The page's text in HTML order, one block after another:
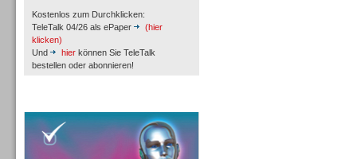
Kostenlos zum Durchklicken:
TeleTalk 04/26 als ePaper
(hier
klicken)
Und
hier können Sie TeleTalk
bestellen oder abonnieren!